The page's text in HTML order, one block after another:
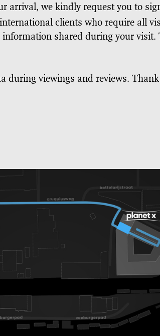
arrival, we kindly request you to
clients who require all
shared during your visit.
during viewings and reviews.